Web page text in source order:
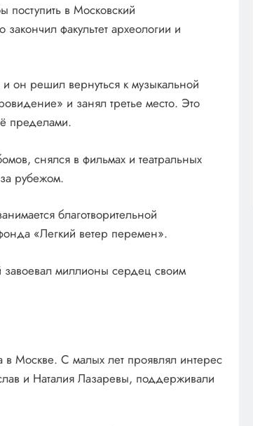
поступить в Московский
факультет археологии и
он решил вернуться к музыкальной
и занял третье место. Это
пределами.
снялся в фильмах и театральных
рубежом.
благотворительной
«Легкий ветер перемен».
завоевал миллионы сердец своим
в Москве. С малых лет проявлял интерес
и Наталия Лазаревы, поддерживали